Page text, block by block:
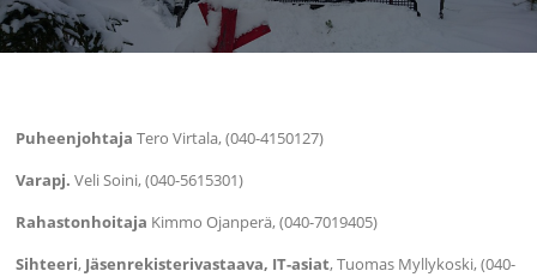
Puheenjohtaja Tero Virtala, (040-4150127)
Varapj. Veli Soini, (040-5615301)
Rahastonhoitaja Kimmo Ojanperä, (040-7019405)
Sihteeri, Jäsenrekisterivastaava, IT-asiat, Tuomas Myllykoski, (040-